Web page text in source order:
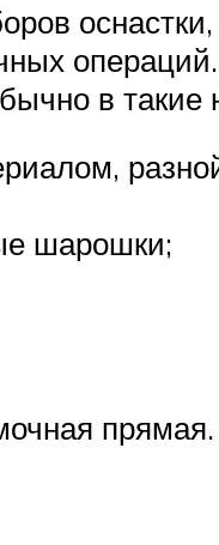
в такие
шарошки;
прямая.